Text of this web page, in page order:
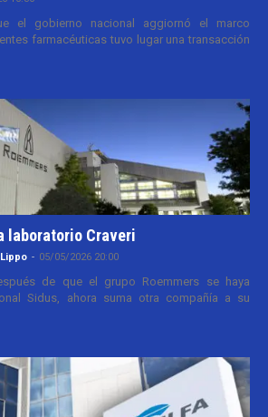
el gobierno nacional aggiornó el marco
farmacéuticas tuvo lugar una transacción
laboratorio Craveri
- 05/05/2026 20:00
de que el grupo Roemmers se haya
Sidus, ahora suma otra compañía a su